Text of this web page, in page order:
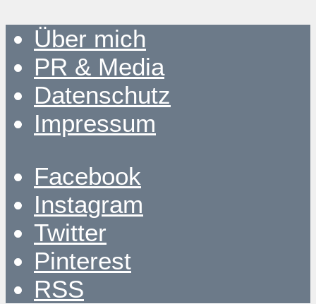
Über mich
PR & Media
Datenschutz
Impressum
Facebook
Instagram
Twitter
Pinterest
RSS